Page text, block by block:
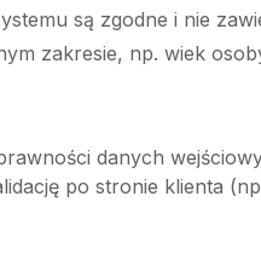
są zgodne i nie
zakresie, np. wiek
danych
po stronie klienta